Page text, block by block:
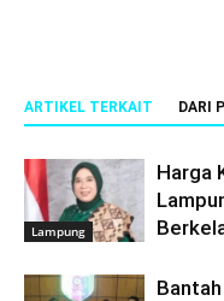
ARTIKEL TERKAIT DARI
Lampung
Harga